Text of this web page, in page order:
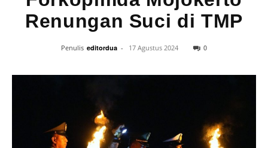
Renungan Suci di TMP
Penulis editordua - 17 Agustus 2024 0